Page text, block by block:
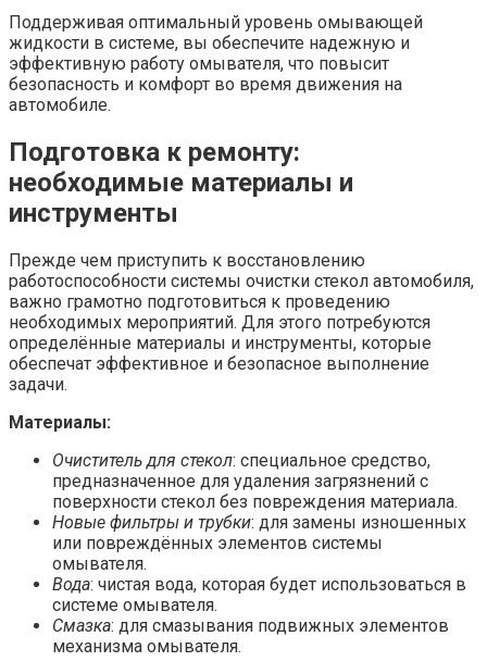
Поддерживая оптимальный уровень омывающей
жидкости в системе, вы обеспечите надежную и
эффективную работу омывателя, что повысит
безопасность и комфорт во время движения на
автомобиле.
Подготовка к ремонту:
необходимые материалы и
инструменты
Прежде чем приступить к восстановлению
работоспособности системы очистки стекол автомобиля,
важно грамотно подготовиться к проведению
необходимых мероприятий. Для этого потребуются
определённые материалы и инструменты, которые
обеспечат эффективное и безопасное выполнение
задачи.
Материалы:
Очиститель для стекол: специальное средство,
предназначенное для удаления загрязнений с
поверхности стекол без повреждения материала.
Новые фильтры и трубки: для замены изношенных
или повреждённых элементов системы
омывателя.
Вода: чистая вода, которая будет использоваться в
системе омывателя.
Смазка: для смазывания подвижных элементов
механизма омывателя.